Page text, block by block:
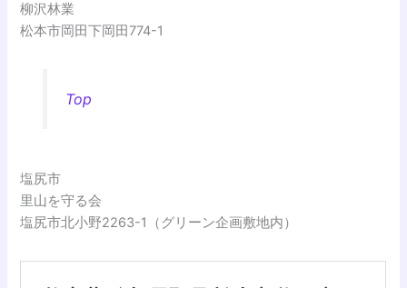
柳沢林業
松本市岡田下岡田774-1
Top
塩尻市
里山を守る会
塩尻市北小野2263-1（グリーン企画敷地内）